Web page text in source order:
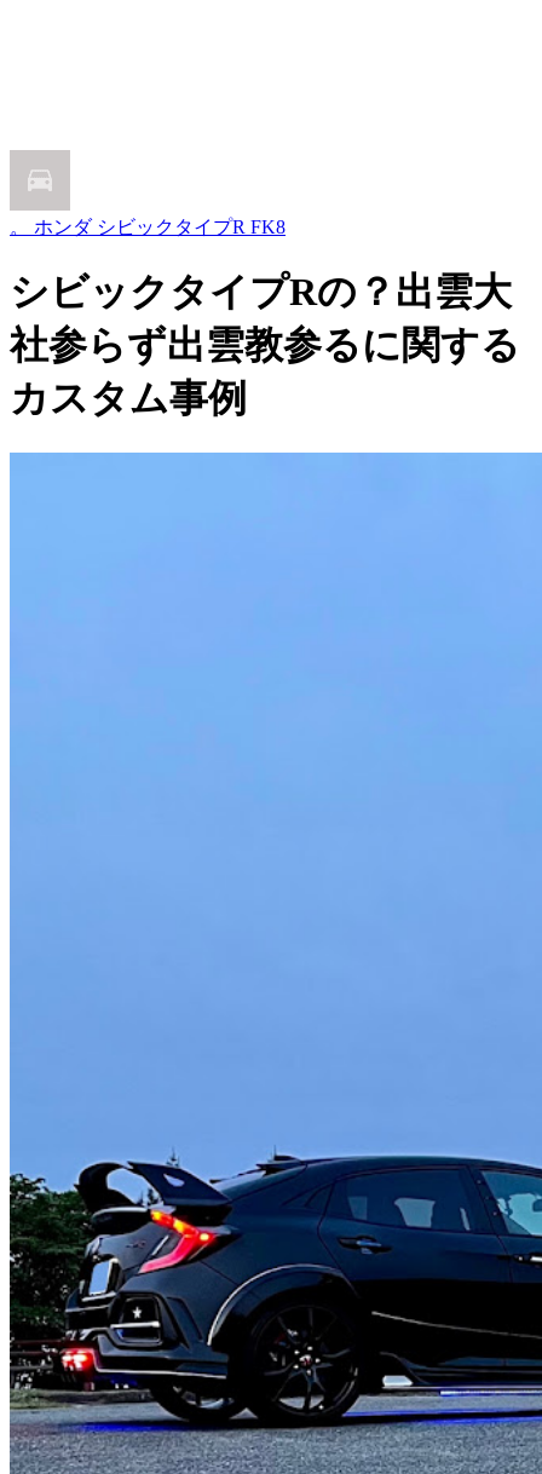
。 ホンダ シビックタイプR FK8
シビックタイプRの？出雲大
社参らず出雲教参るに関する
カスタム事例